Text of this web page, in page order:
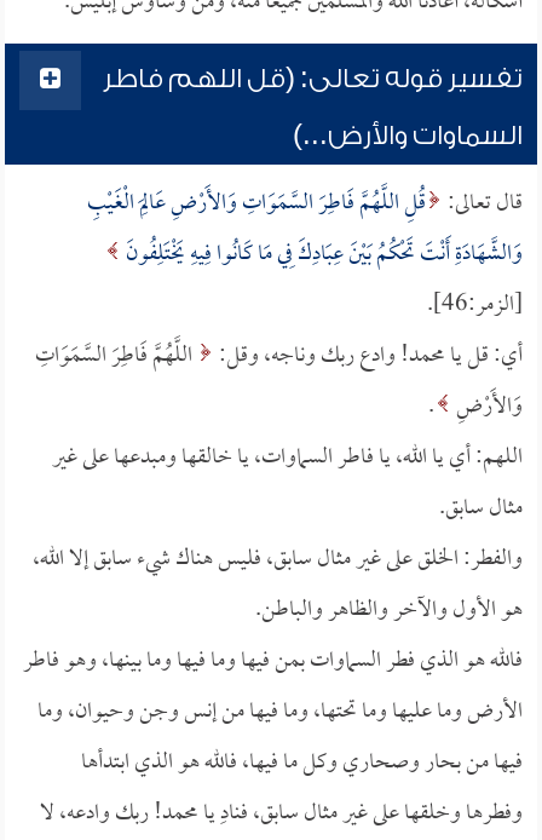
تفسير قوله تعالى: (قل اللهم فاطر
السماوات والأرض...)
قال تعالى: قُلِ اللَّهُمَّ فَاطِرَ السَّمَوَاتِ وَالأَرْضِ عَالِمَ الْغَيْبِ
وَالشَّهَادَةِ أَنْتَ تَحْكُمُ بَيْنَ عِبَادِكَ فِي مَا كَانُوا فِيهِ يَخْتَلِفُونَ
[الزمر:46].
أي: قل يا محمد! وادع ربك وناجه، وقل:
اللَّهُمَّ فَاطِرَ السَّمَوَاتِ
وَالأَرْضِ .
اللهم: أي يا الله، يا فاطر السماوات، يا خالقها ومبدعها على غير
مثال سابق.
والفطر: الخلق على غير مثال سابق، فليس هناك شيء سابق إلا الله،
هو الأول والآخر والظاهر والباطن.
فالله هو الذي فطر السماوات بمن فيها وما فيها وما بينها، وهو فاطر
الأرض وما عليها وما تحتها، وما فيها من إنس وجن وحيوان، وما
فيها من بحار وصحاري وكل ما فيها، فالله هو الذي ابتدأها
وفطرها وخلقها على غير مثال سابق، فنادِ يا محمد! ربك وادعه، لا